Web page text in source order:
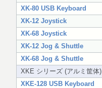
XK-80 USB Keyboard
XK-12 Joystick
XK-68 Joystick
XK-12 Jog & Shuttle
XK-68 Jog & Shuttle
XKE シリーズ (アルミ筐体)
XKE-128 USB Keyboard